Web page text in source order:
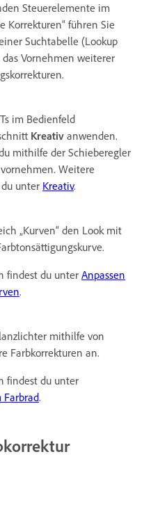
Steuerelemente im
Korrekturen“ führen Sie
Suchtabelle (Lookup
Vornehmen weiterer
im Bedienfeld
Kreativ anwenden.
mithilfe der Schieberegler
Weitere
unter Kreativ.
„Kurven“ den Look mit
findest du unter Anpassen
.
mithilfe von
Farbkorrekturen an.
findest du unter
Farbrad.